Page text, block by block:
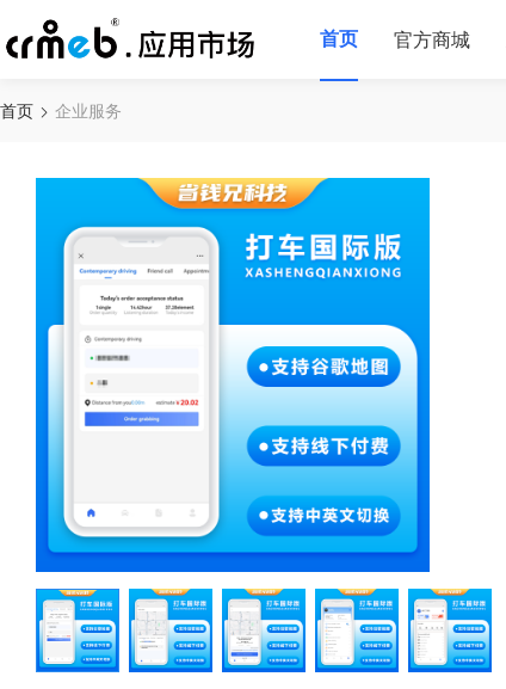
首页 官方商城
首页 企业服务